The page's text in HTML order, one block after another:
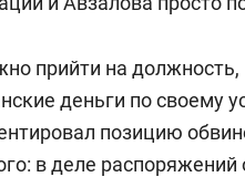
прийти на
деньги по своему
позицию
в деле